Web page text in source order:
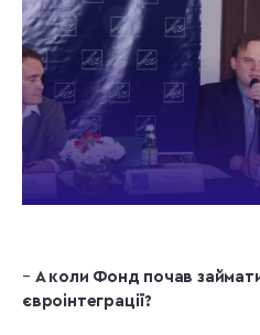
– А коли Фонд почав
євроінтеграції?